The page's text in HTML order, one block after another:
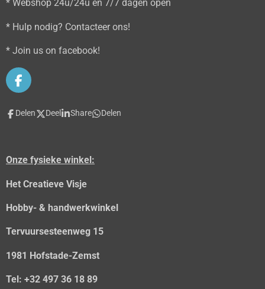
* Webshop 24u/24u en 7/7 dagen open
* Hulp nodig? Contacteer ons!
* Join us on facebook!
F
a
c
e
k
Delen Deel Share Delen
Onze fysieke winkel:
Het Creatieve Visje
Hobby- & handwerkwinkel
Tervuursesteenweg 15
1981 Hofstade-Zemst
Tel: +32 497 36 18 89